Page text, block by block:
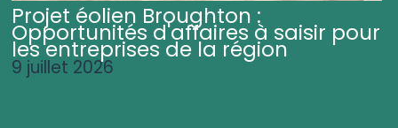
Projet éolien Broughton :
Opportunités d'affaires à saisir pour
les entreprises de la région
9 juillet 2026